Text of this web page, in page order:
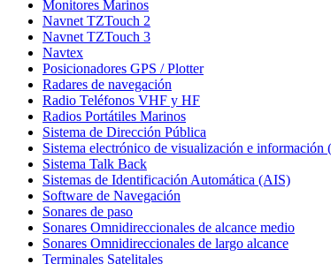
Monitores Marinos
Navnet TZTouch 2
Navnet TZTouch 3
Navtex
Posicionadores GPS / Plotter
Radares de navegación
Radio Teléfonos VHF y HF
Radios Portátiles Marinos
Sistema de Dirección Pública
Sistema electrónico de visualización e información
Sistema Talk Back
Sistemas de Identificación Automática (AIS)
Software de Navegación
Sonares de paso
Sonares Omnidireccionales de alcance medio
Sonares Omnidireccionales de largo alcance
Terminales Satelitales